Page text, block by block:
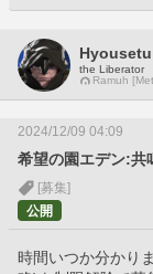
the Liberator
Ramuh
2024/12/09 04:09
希望の園エデン:共
[募集]
公開
時間いつか分かり